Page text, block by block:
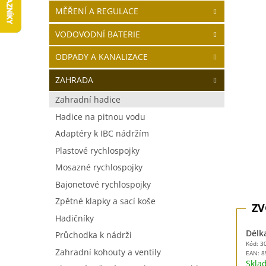
p
n
l
MĚŘENÍ A REGULACE
VODOVODNÍ BATERIE
ODPADY A KANALIZACE
ZAHRADA
Zahradní hadice
Hadice na pitnou vodu
Adaptéry k IBC nádržím
Plastové rychlospojky
Mosazné rychlospojky
Bajonetové rychlospojky
Zpětné klapky a sací koše
Hadičníky
Průchodka k nádrži
Zahradní kohouty a ventily
Kód:
EAN: